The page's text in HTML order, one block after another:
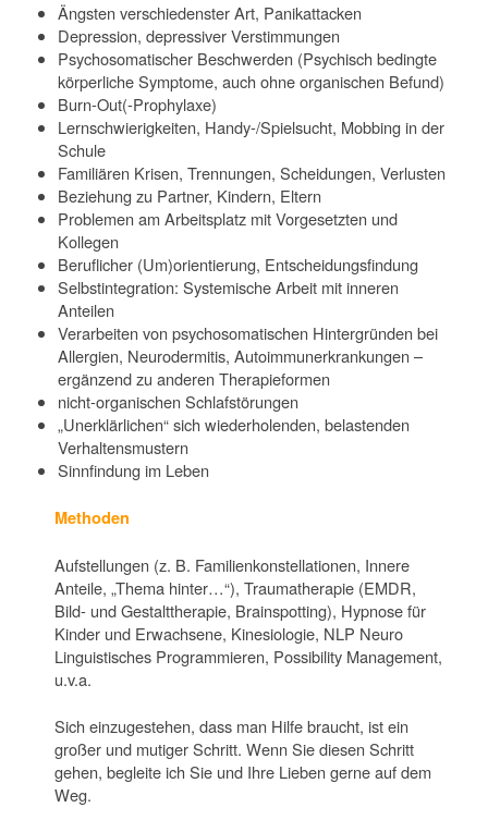
Ängsten verschiedenster Art, Panikattacken
Depression, depressiver Verstimmungen
Psychosomatischer Beschwerden (Psychisch bedingte
körperliche Symptome, auch ohne organischen Befund)
Burn-Out(-Prophylaxe)
Lernschwierigkeiten, Handy-/Spielsucht, Mobbing in der
Schule
Familiären Krisen, Trennungen, Scheidungen, Verlusten
Beziehung zu Partner, Kindern, Eltern
Problemen am Arbeitsplatz mit Vorgesetzten und
Kollegen
Beruflicher (Um)orientierung, Entscheidungsfindung
Selbstintegration: Systemische Arbeit mit inneren
Anteilen
Verarbeiten von psychosomatischen Hintergründen bei
Allergien, Neurodermitis, Autoimmunerkrankungen –
ergänzend zu anderen Therapieformen
nicht-organischen Schlafstörungen
„Unerklärlichen“ sich wiederholenden, belastenden
Verhaltensmustern
Sinnfindung im Leben
Methoden
Aufstellungen (z. B. Familienkonstellationen, Innere
Anteile, „Thema hinter…“), Traumatherapie (EMDR,
Bild- und Gestalttherapie, Brainspotting), Hypnose für
Kinder und Erwachsene, Kinesiologie, NLP Neuro
Linguistisches Programmieren, Possibility Management,
u.v.a.
Sich einzugestehen, dass man Hilfe braucht, ist ein
großer und mutiger Schritt. Wenn Sie diesen Schritt
gehen, begleite ich Sie und Ihre Lieben gerne auf dem
Weg.